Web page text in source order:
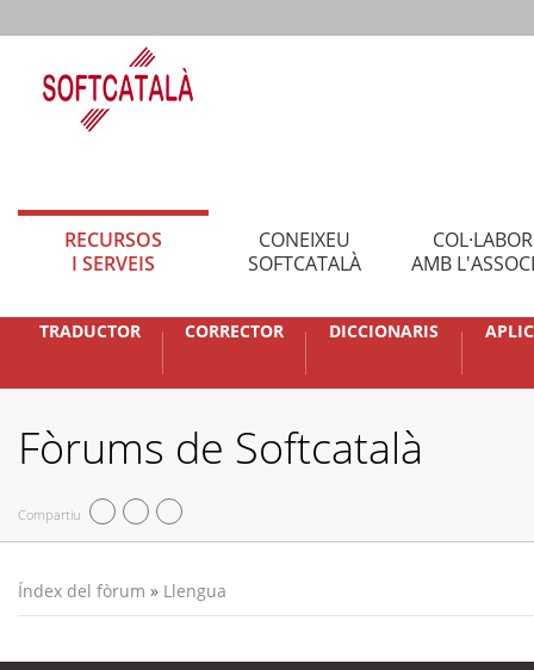
RECURSOS
I SERVEIS
CONEIXEU
SOFTCATALÀ
AMB
TRADUCTOR CORRECTOR DICCIONARIS
Fòrums de Softcatalà
Compartiu
Índex del fòrum » Llengua